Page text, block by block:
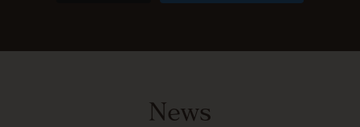
News